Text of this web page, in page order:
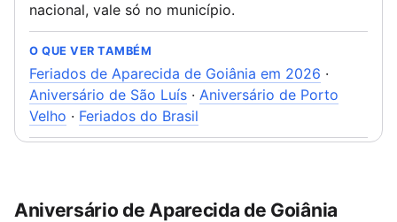
nacional, vale só no município.
O QUE VER TAMBÉM
Feriados de Aparecida de Goiânia em 2026 ·
Aniversário de São Luís · Aniversário de Porto
Velho · Feriados do Brasil
Aniversário de Aparecida de Goiânia